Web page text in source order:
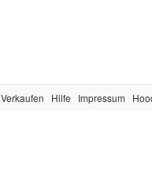
Verkaufen Hilfe Impressum